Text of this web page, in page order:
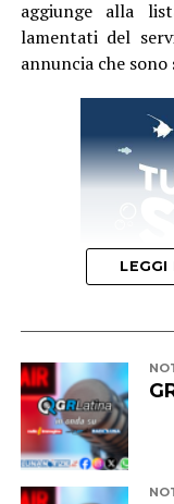
aggiunge alla
lamentati del
annuncia che
“In questi ultimi
idrica è diventata
intere zone
diverse tra
principalmente a
LEGGI